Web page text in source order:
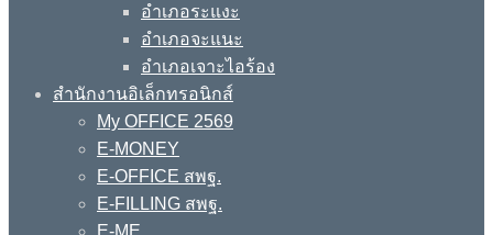
อำเภอระแงะ
อำเภอจะแนะ
อำเภอเจาะไอร้อง
สำนักงานอิเล็กทรอนิกส์
My OFFICE 2569
E-MONEY
E-OFFICE สพฐ.
E-FILLING สพฐ.
E-ME